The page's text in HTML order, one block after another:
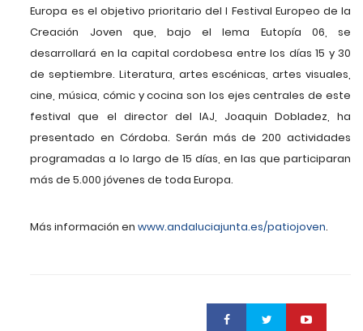
Europa es el objetivo prioritario del I Festival Europeo de la
Creación Joven que, bajo el lema Eutopía 06, se
desarrollará en la capital cordobesa entre los días 15 y 30
de septiembre. Literatura, artes escénicas, artes visuales,
cine, música, cómic y cocina son los ejes centrales de este
festival que el director del IAJ, Joaquin Dobladez, ha
presentado en Córdoba. Serán más de 200 actividades
programadas a lo largo de 15 días, en las que participaran
más de 5.000 jóvenes de toda Europa.
Más información enwww.andaluciajunta.es/patiojoven.